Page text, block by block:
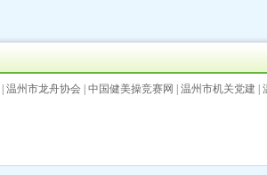
温州市龙舟协会 中国健美操竞赛网 温州市机关党建